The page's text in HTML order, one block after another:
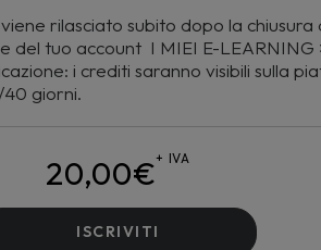
rilasciato subito dopo la chiusura
del tuo account I MIEI E-LEARNING
i crediti saranno visibili sulla
giorni.
20,00€+ IVA
ISCRIVITI